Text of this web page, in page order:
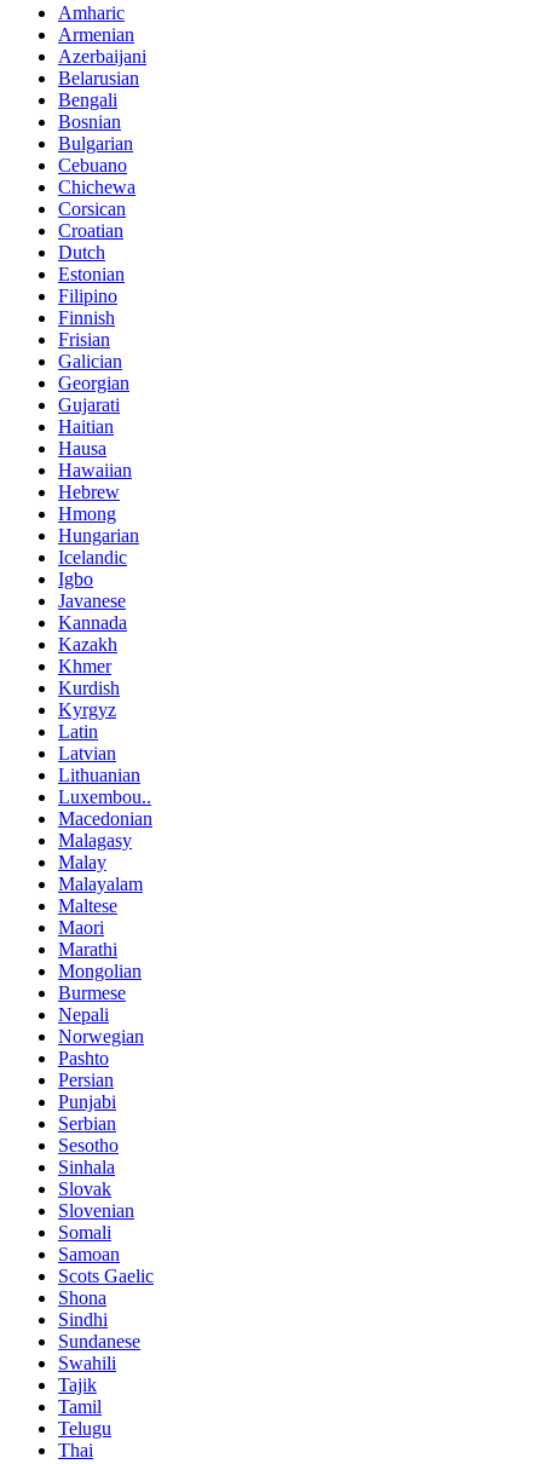
Amharic
Armenian
Azerbaijani
Belarusian
Bengali
Bosnian
Bulgarian
Cebuano
Chichewa
Corsican
Croatian
Dutch
Estonian
Filipino
Finnish
Frisian
Galician
Georgian
Gujarati
Haitian
Hausa
Hawaiian
Hebrew
Hmong
Hungarian
Icelandic
Igbo
Javanese
Kannada
Kazakh
Khmer
Kurdish
Kyrgyz
Latin
Latvian
Lithuanian
Luxembou..
Macedonian
Malagasy
Malay
Malayalam
Maltese
Maori
Marathi
Mongolian
Burmese
Nepali
Norwegian
Pashto
Persian
Punjabi
Serbian
Sesotho
Sinhala
Slovak
Slovenian
Somali
Samoan
Scots Gaelic
Shona
Sindhi
Sundanese
Swahili
Tajik
Tamil
Telugu
Thai